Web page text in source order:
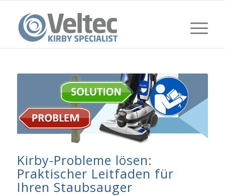
Kirby-Probleme lösen:
Praktischer Leitfaden für
Ihren Staubsauger